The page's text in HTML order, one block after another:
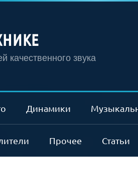
качественного звука
Динамики
Прочее Статьи